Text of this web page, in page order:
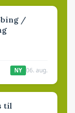
/
NY 06. aug.
til